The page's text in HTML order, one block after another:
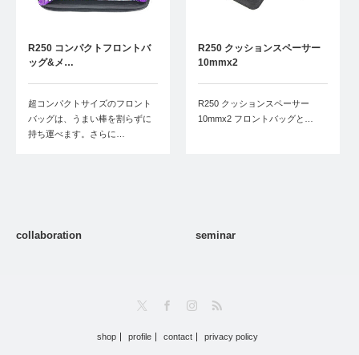
R250 コンパクトフロントバ
ッグ&メ…
超コンパクトサイズのフロント
バッグは、うまい棒を割らずに
持ち運べます。さらに…
R250 クッションスペーサー
10mmx2
R250 クッションスペーサー
10mmx2 フロントバッグと…
collaboration seminar
InstagramRSS
shop profile contact privacy policy